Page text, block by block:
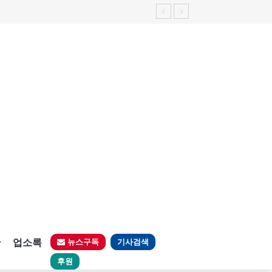
업소록 뉴스구독 기사검색
후원